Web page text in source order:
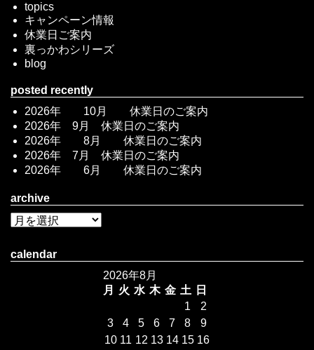
topics
キャンペーン情報
休業日ご案内
裏っかわシリーズ
blog
posted recently
2026年 10月 休業日のご案内
2026年 9月 休業日のご案内
2026年 8月 休業日のご案内
2026年 7月 休業日のご案内
2026年 6月 休業日のご案内
archive
calendar
2026年8月
月
火 水 木 金 土
日
1
2
3
4 5 6 7 8
9
10 11 12 13 14 15 16